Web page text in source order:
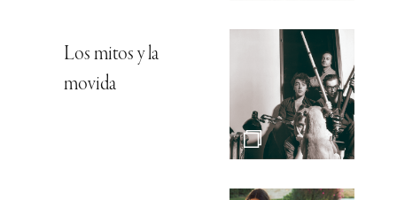
Los mitos y la
movida